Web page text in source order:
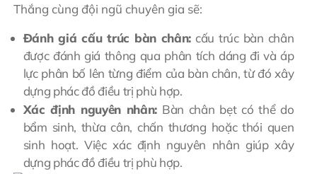
Thắng cùng đội ngũ chuyên gia sẽ:
Đánh giá cấu trúc bàn chân: cấu trúc bàn chân
được đánh giá thông qua phân tích dáng đi và áp
lực phân bố lên từng điểm của bàn chân, từ đó xây
dựng phác đồ điều trị phù hợp.
Xác định nguyên nhân: Bàn chân bẹt có thể do
bẩm sinh, thừa cân, chấn thương hoặc thói quen
sinh hoạt. Việc xác định nguyên nhân giúp xây
dựng phác đồ điều trị phù hợp.